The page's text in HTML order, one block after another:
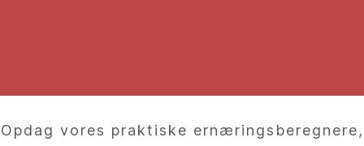
Opdag vores praktiske ernæringsberegnere,